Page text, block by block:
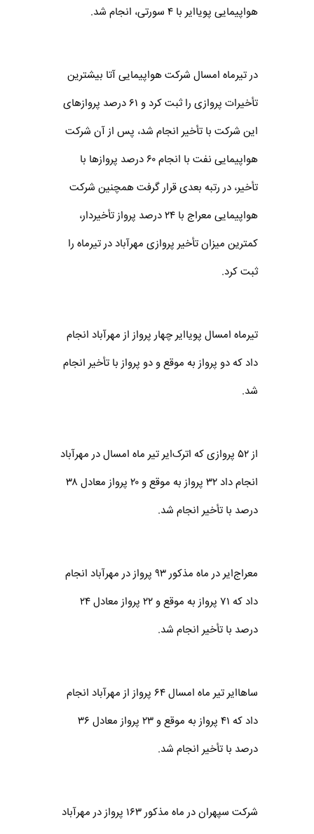
هواپیمایی پویاایر با ۴ سورتی، انجام شد.
‌در تیر‌ماه امسال شرکت هواپیمایی آتا بیشترین
تأخیرات پروازی را ثبت کرد و ۶۱ درصد پروازهای
این شرکت با تأخیر انجام شد، پس از آن شرکت
هواپیمایی نفت با انجام ۶۰ درصد پروازها با
تأخیر، در رتبه بعدی قرار گرفت همچنین شرکت
هواپیمایی معراج با‌ ۲۴ درصد پرواز‌ تأخیردار،‌
کمترین میزان تأخیر پروازی مهرآباد در تیرماه را
ثبت کرد.
تیرماه امسال پویا‌ایر‌ چهار پرواز از مهر‌آباد انجام
داد که دو پرواز به موقع و دو پرواز با تأخیر انجام
شد.
از ۵۲ پروازی که اترک‌ایر تیر ماه امسال در مهرآباد
انجام داد ۳۲ پرواز به موقع و ۲۰ پرواز معادل ۳۸
درصد با تأخیر انجام شد.
معراج‌ایر در ماه مذکور ۹۳ پرواز در مهر‌آباد انجام
داد که ۷۱ پرواز به موقع و ۲۲ پرواز معادل ۲۴
درصد با تأخیر انجام شد.
ساها‌ایر تیر ماه امسال ۶۴ پرواز از مهر‌آباد انجام
داد که ۴۱ پرواز به موقع و ۲۳ پرواز معادل ۳۶
درصد با تأخیر انجام شد.
شرکت سپهران در ماه مذکور ۱۶۳ پرواز در مهر‌آباد